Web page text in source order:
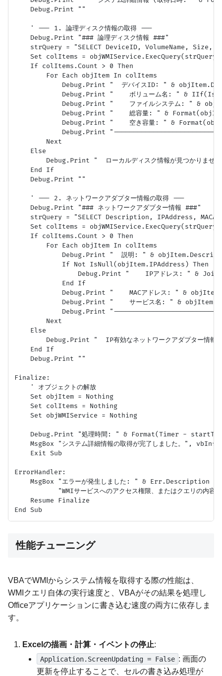
    Debug.Print ""
    ' --- 1. 論理ディスク情報の取得 ---
    Debug.Print "### 論理ディスク情報 ###"
strQuery = "SELECT DeviceID, VolumeName, Size,
    Set colItems = objWMIService.ExecQuery(strQuery)
    If colItems.Count > 0 Then
        For Each objItem In colItems
Debug.Print "  デバイスID: " &
Debug.Print "    ボリューム名: " &
Debug.Print "    ファイルシステム: " &
Debug.Print "    総容量: " &
Debug.Print "    空き容量: " &
Debug.Print
        Next
    Else
Debug.Print "  ローカルディスク情報が見つかりません
    End If
    Debug.Print ""
    ' --- 2. ネットワークアダプター情報の取得 ---
    Debug.Print "### ネットワークアダプター情報 ###"
strQuery = "SELECT Description, IPAddress,
    Set colItems = objWMIService.ExecQuery(strQuery)
    If colItems.Count > 0 Then
        For Each objItem In colItems
Debug.Print "  説明: " &
            If Not IsNull(objItem.IPAddress) Then
Debug.Print "    IPアドレス: " &
            End If
Debug.Print "    MACアドレス: " &
Debug.Print "    サービス名: " &
Debug.Print
        Next
    Else
Debug.Print "  IP有効なネットワークアダプター情報が
    End If
    Debug.Print ""
Finalize:
    ' オブジェクトの解放
    Set objItem = Nothing
    Set colItems = Nothing
    Set objWMIService = Nothing
Debug.Print "処理時間: " & Format(Timer -
MsgBox "システム詳細情報の取得が完了しました。",
    Exit Sub
ErrorHandler:
MsgBox "エラーが発生しました: " & Err.Description
"WMIサービスへのアクセス権限、またはクエリの内容
    Resume Finalize
性能チューニング
VBAでWMIからシステム情報を取得する際の性能は、
WMIクエリ自体の実行速度と、VBAがその結果を処理し
Officeアプリケーションに書き込む速度の両方に依存しま
す。
Excelの描画・計算・イベントの停止:
Application.ScreenUpdating = False : 画面の
更新を停止することで、セルの書き込み処理が